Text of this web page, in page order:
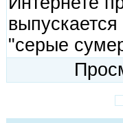
"серые